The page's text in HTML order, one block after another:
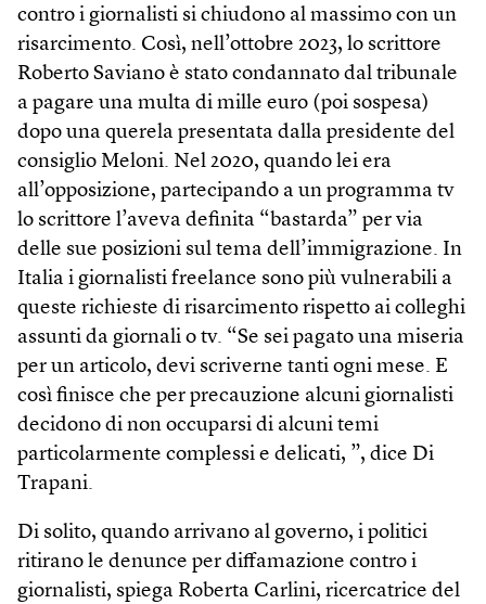
contro i giornalisti si chiudono al massimo con un
risarcimento. Così, nell’ottobre 2023, lo scrittore
Roberto Saviano è stato condannato dal tribunale
a pagare una multa di mille euro (poi sospesa)
dopo una querela presentata dalla presidente del
consiglio Meloni. Nel 2020, quando lei era
all’opposizione, partecipando a un programma tv
lo scrittore l’aveva definita “bastarda” per via
delle sue posizioni sul tema dell’immigrazione. In
Italia i giornalisti freelance sono più vulnerabili a
queste richieste di risarcimento rispetto ai colleghi
assunti da giornali o tv. “Se sei pagato una miseria
per un articolo, devi scriverne tanti ogni mese. E
così finisce che per precauzione alcuni giornalisti
decidono di non occuparsi di alcuni temi
particolarmente complessi e delicati, ”, dice Di
Trapani.
Di solito, quando arrivano al governo, i politici
ritirano le denunce per diffamazione contro i
giornalisti, spiega Roberta Carlini, ricercatrice del